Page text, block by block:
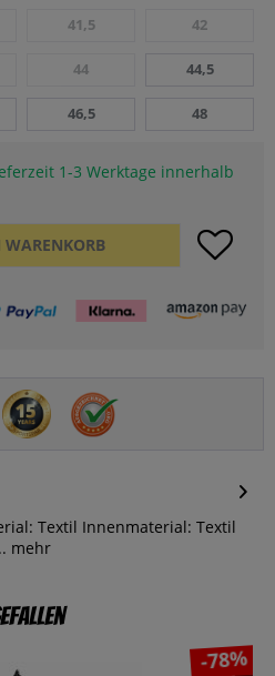
41,5 42
44 44,5
46,5 48
1-3 Werktage innerhalb
WARENKORB
Textil Innenmaterial: Textil
mehr
-78%